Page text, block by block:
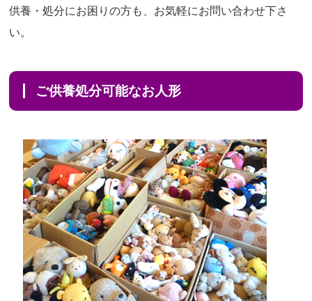
供養・処分にお困りの方も、お気軽にお問い合わせ下さ
い。
ご供養処分可能なお人形